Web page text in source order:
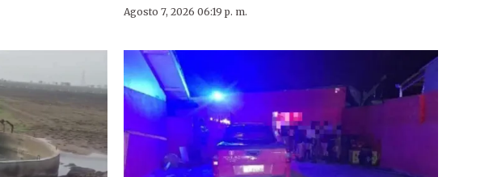
Agosto 7, 2026 06:19 p. m.